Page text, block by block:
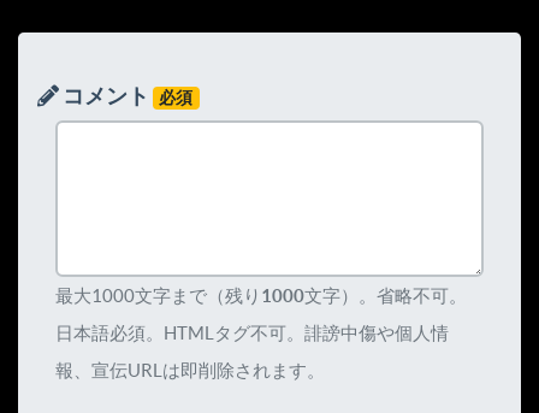
コメント 必須
最大1000文字まで（残り 1000文字）。省略不可。
日本語必須。HTMLタグ不可。誹謗中傷や個人情
報、宣伝URLは即削除されます。